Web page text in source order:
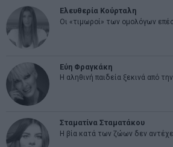
Ελευθερία Κούρταλη
Οι «τιμωροί» των ομολόγων
Εύη Φραγκάκη
Η αληθινή παιδεία ξεκινά από
Σταματίνα Σταματάκου
Η βία κατά των ζώων δεν